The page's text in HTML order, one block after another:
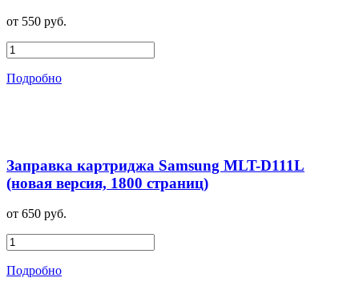
от 550 руб.
Подробно
Заправка картриджа Samsung MLT-D111L
(новая версия, 1800 страниц)
от 650 руб.
Подробно